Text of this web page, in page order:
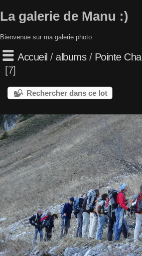
La galerie de Manu :)
Bienvenue sur ma galerie photo
Accueil / albums/ Pointe
7
Rechercher dans ce lot